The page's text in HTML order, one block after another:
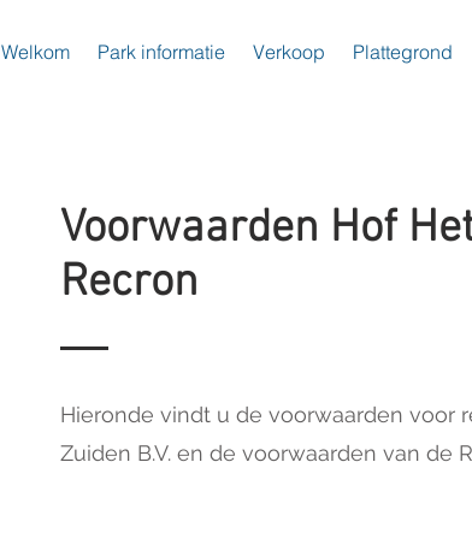
Welkom Park informatie Verkoop Plattegrond
Voorwaarden Hof
Recron
Hieronde vindt u de voorwaarden voor
Zuiden B.V. en de voorwaarden van de